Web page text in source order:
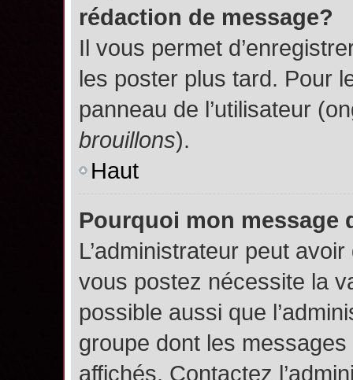
rédaction de message?
Il vous permet
les poster plus tard. Pour
panneau de l’utilisateur
brouillons).
Haut
Pourquoi mon message
L’administrateur peut
vous postez nécessite la
possible aussi que
groupe dont les
affichés. Contactez